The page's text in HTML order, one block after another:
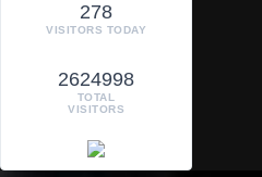
278
VISITORS TODAY
2624998
TOTAL
VISITORS